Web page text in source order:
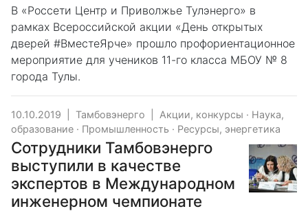
В «Россети Центр и Приволжье Тулэнерго» в
рамках Всероссийской акции «День открытых
дверей #ВместеЯрче» прошло профориентационное
мероприятие для учеников 11-го класса МБОУ № 8
города Тулы.
10.10.2019 Тамбовэнерго Акции, конкурсы · Наука,
образование · Промышленность · Ресурсы, энергетика
Сотрудники Тамбовэнерго
выступили в качестве
экспертов в Международном
инженерном чемпионате